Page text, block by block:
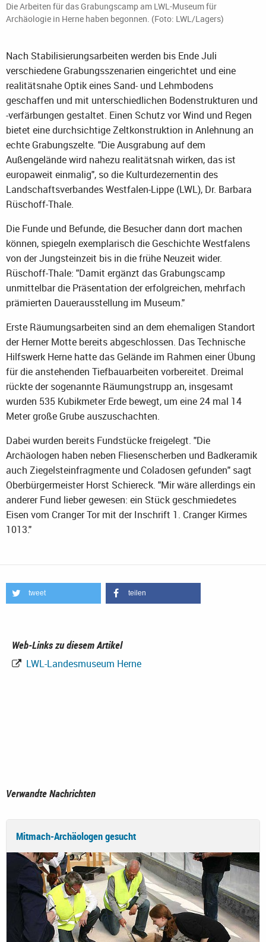
Die Arbeiten für das Grabungscamp am LWL-Museum für
Archäologie in Herne haben begonnen. (Foto: LWL/Lagers)
Nach Stabilisierungsarbeiten werden bis Ende Juli
verschiedene Grabungsszenarien eingerichtet und eine
realitätsnahe Optik eines Sand- und Lehmbodens
geschaffen und mit unterschiedlichen Bodenstrukturen und
-verfärbungen gestaltet. Einen Schutz vor Wind und Regen
bietet eine durchsichtige Zeltkonstruktion in Anlehnung an
echte Grabungszelte. "Die Ausgrabung auf dem
Außengelände wird nahezu realitätsnah wirken, das ist
europaweit einmalig", so die Kulturdezernentin des
Landschaftsverbandes Westfalen-Lippe (LWL), Dr. Barbara
Rüschoff-Thale.
Die Funde und Befunde, die Besucher dann dort machen
können, spiegeln exemplarisch die Geschichte Westfalens
von der Jungsteinzeit bis in die frühe Neuzeit wider.
Rüschoff-Thale: "Damit ergänzt das Grabungscamp
unmittelbar die Präsentation der erfolgreichen, mehrfach
prämierten Dauerausstellung im Museum."
Erste Räumungsarbeiten sind an dem ehemaligen Standort
der Herner Motte bereits abgeschlossen. Das Technische
Hilfswerk Herne hatte das Gelände im Rahmen einer Übung
für die anstehenden Tiefbauarbeiten vorbereitet. Dreimal
rückte der sogenannte Räumungstrupp an, insgesamt
wurden 535 Kubikmeter Erde bewegt, um eine 24 mal 14
Meter große Grube auszuschachten.
Dabei wurden bereits Fundstücke freigelegt. "Die
Archäologen haben neben Fliesenscherben und Badkeramik
auch Ziegelsteinfragmente und Coladosen gefunden" sagt
Oberbürgermeister Horst Schiereck. "Mir wäre allerdings ein
anderer Fund lieber gewesen: ein Stück geschmiedetes
Eisen vom Cranger Tor mit der Inschrift 1. Cranger Kirmes
1013."
tweet teilen
Web-Links zu diesem Artikel
LWL-Landesmuseum Herne
Verwandte Nachrichten
Mitmach-Archäologen gesucht